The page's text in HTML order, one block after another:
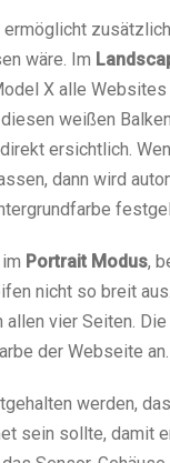
wäre. Im
X alle
weißen
ersichtlich.
dann wird
Portrait Modus,
nicht so breit
allen vier Seiten.
der Webseite an.
werden,
sein sollte, damit